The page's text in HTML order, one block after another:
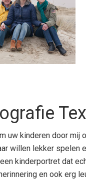
uw kinderen door mij
willen lekker spelen
kinderportret dat
en ook erg